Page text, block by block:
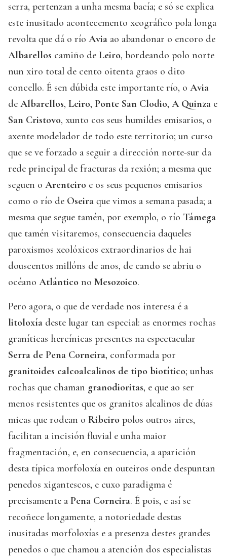
serra, pertenzan a unha mesma bacía; e só se explica
este inusitado acontecemento xeográfico pola longa
revolta que dá o río Avia ao abandonar o encoro de
Albarellos camiño de Leiro, bordeando polo norte
nun xiro total de cento oitenta graos o dito
concello. É sen dúbida este importante río, o Avia
de Albarellos, Leiro, Ponte San Clodio, A Quinza e
San Cristovo, xunto cos seus humildes emisarios, o
axente modelador de todo este territorio; un curso
que se ve forzado a seguir a dirección norte-sur da
rede principal de fracturas da rexión; a mesma que
seguen o Arenteiro e os seus pequenos emisarios
como o río de Oseira que vimos a semana pasada; a
mesma que segue tamén, por exemplo, o río Támega
que tamén visitaremos, consecuencia daqueles
paroxismos xeolóxicos extraordinarios de hai
douscentos millóns de anos, de cando se abriu o
océano Atlántico no Mesozoico.
Pero agora, o que de verdade nos interesa é a
litoloxía deste lugar tan especial: as enormes rochas
graníticas hercínicas presentes na espectacular
Serra de Pena Corneira, conformada por
granitoides calcoalcalinos de tipo biotítico; unhas
rochas que chaman granodioritas, e que ao ser
menos resistentes que os granitos alcalinos de dúas
micas que rodean o Ribeiro polos outros aires,
facilitan a incisión fluvial e unha maior
fragmentación, e, en consecuencia, a aparición
desta típica morfoloxía en outeiros onde despuntan
penedos xigantescos, e cuxo paradigma é
precisamente a Pena Corneira. É pois, e así se
recoñece longamente, a notoriedade destas
inusitadas morfoloxías e a presenza destes grandes
penedos o que chamou a atención dos especialistas